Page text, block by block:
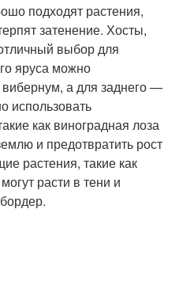
подходят растения,
затенение. Хосты,
выбор для
яруса можно
вибернум, а для заднего —
использовать
как виноградная лоза
и предотвратить рост
растения, такие как
расти в тени и